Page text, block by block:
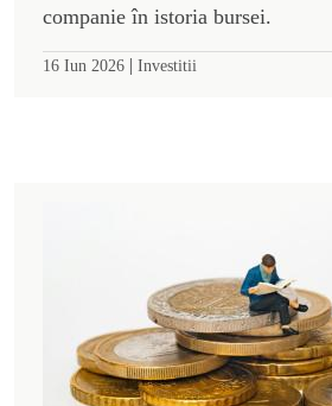
companie în istoria bursei.
16 Iun 2026 | Investitii